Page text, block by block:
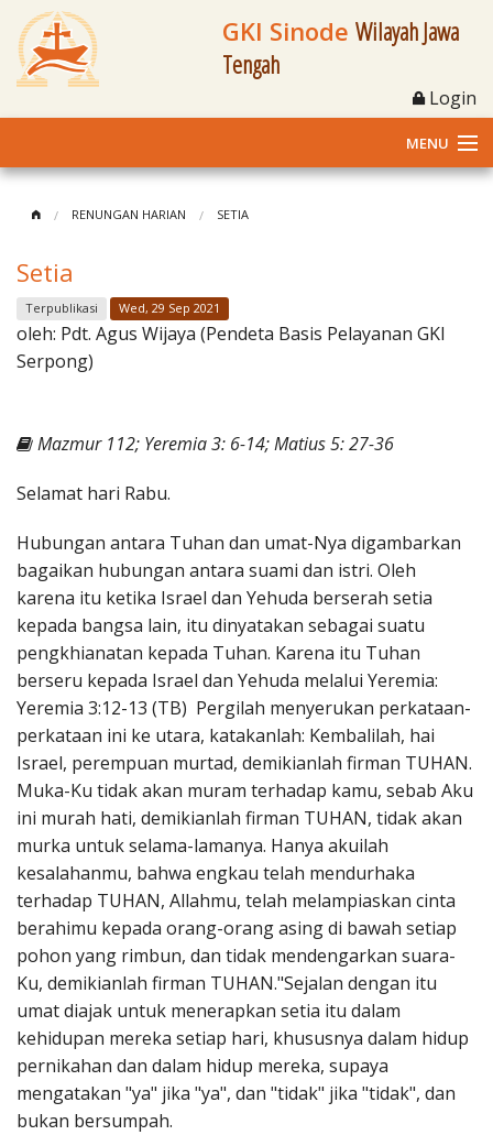
GKI Sinode Wilayah Jawa
Tengah
Login
MENU
Klasis dan Jemaat
Berita Kegiatan
Materi
RENUNGAN HARIAN SETIA
Setia
Terpublikasi Wed, 29 Sep 2021
oleh: Pdt. Agus Wijaya (Pendeta Basis Pelayanan GKI
Serpong)
Mazmur 112; Yeremia 3: 6-14; Matius 5: 27-36
Selamat hari Rabu.
Hubungan antara Tuhan dan umat-Nya digambarkan
bagaikan hubungan antara suami dan istri. Oleh
karena itu ketika Israel dan Yehuda berserah setia
kepada bangsa lain, itu dinyatakan sebagai suatu
pengkhianatan kepada Tuhan. Karena itu Tuhan
berseru kepada Israel dan Yehuda melalui Yeremia:
Yeremia 3:12-13 (TB) Pergilah menyerukan perkataan-
perkataan ini ke utara, katakanlah: Kembalilah, hai
Israel, perempuan murtad, demikianlah firman TUHAN.
Muka-Ku tidak akan muram terhadap kamu, sebab Aku
ini murah hati, demikianlah firman TUHAN, tidak akan
murka untuk selama-lamanya. Hanya akuilah
kesalahanmu, bahwa engkau telah mendurhaka
terhadap TUHAN, Allahmu, telah melampiaskan cinta
berahimu kepada orang-orang asing di bawah setiap
pohon yang rimbun, dan tidak mendengarkan suara-
Ku, demikianlah firman TUHAN."Sejalan dengan itu
umat diajak untuk menerapkan setia itu dalam
kehidupan mereka setiap hari, khususnya dalam hidup
pernikahan dan dalam hidup mereka, supaya
mengatakan "ya" jika "ya", dan "tidak" jika "tidak", dan
bukan bersumpah.